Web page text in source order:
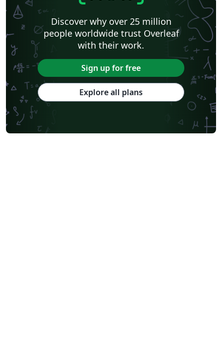
Discover why over 25 million
people worldwide trust Overleaf
with their work.
Sign up for free
Explore all plans